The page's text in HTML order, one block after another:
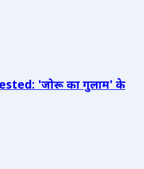
'जोरू का गुलाम' के